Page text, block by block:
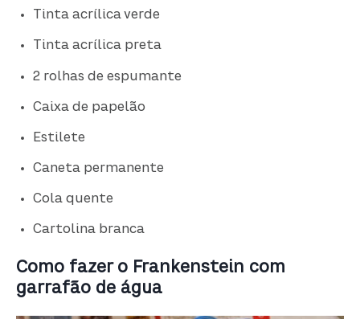
Tinta acrílica verde
Tinta acrílica preta
2 rolhas de espumante
Caixa de papelão
Estilete
Caneta permanente
Cola quente
Cartolina branca
Como fazer o Frankenstein com
garrafão de água